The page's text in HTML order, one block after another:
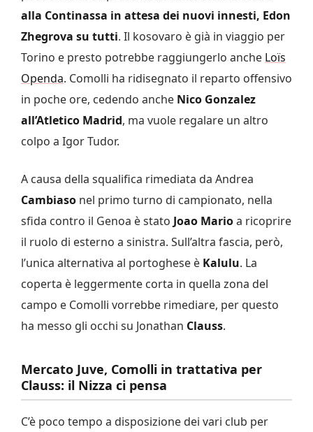
alla Continassa in attesa dei nuovi innesti, Edon
Zhegrova su tutti. Il kosovaro è già in viaggio per
Torino e presto potrebbe raggiungerlo anche Loïs
Openda. Comolli ha ridisegnato il reparto offensivo
in poche ore, cedendo anche Nico Gonzalez
all’Atletico Madrid, ma vuole regalare un altro
colpo a Igor Tudor.
A causa della squalifica rimediata da Andrea
Cambiaso nel primo turno di campionato, nella
sfida contro il Genoa è stato Joao Marioa ricoprire
il ruolo di esterno a sinistra. Sull’altra fascia, però,
l’unica alternativa al portoghese è Kalulu. La
coperta è leggermente corta in quella zona del
campo e Comolli vorrebbe rimediare, per questo
ha messo gli occhi su Jonathan Clauss.
Mercato Juve, Comolli in trattativa per
Clauss: il Nizza ci pensa
C’è poco tempo a disposizione dei vari club per